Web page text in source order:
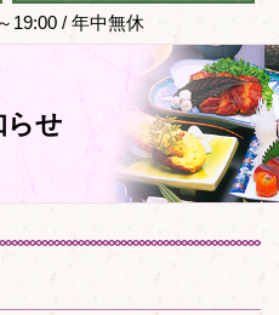
/ 年中無休
らせ